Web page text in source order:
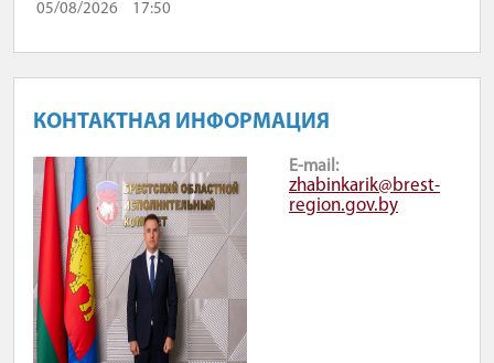
05/08/2026 17:50
КОНТАКТНАЯ ИНФОРМАЦИЯ
E-mail:
zhabinkarik@brest-
region.gov.by